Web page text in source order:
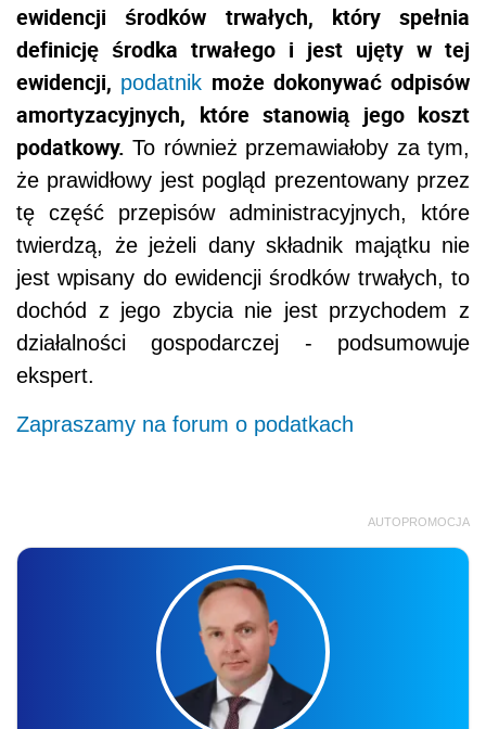
ewidencji środków trwałych, który spełnia
definicję środka trwałego i jest ujęty w tej
ewidencji, podatnik może dokonywać odpisów
amortyzacyjnych, które stanowią jego koszt
podatkowy. To również przemawiałoby za tym,
że prawidłowy jest pogląd prezentowany przez
tę część przepisów administracyjnych, które
twierdzą, że jeżeli dany składnik majątku nie
jest wpisany do ewidencji środków trwałych, to
dochód z jego zbycia nie jest przychodem z
działalności gospodarczej - podsumowuje
ekspert.
Zapraszamy na forum o podatkach
AUTOPROMOCJA